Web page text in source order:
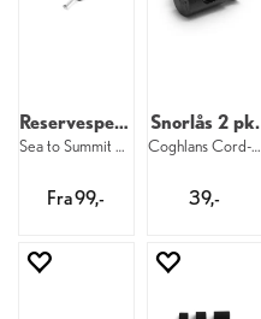
Reservespenne
Sea to Summit Buckle 2 pin
Fra 99,-
Snorlås 2 pk.
Coghlans Cord-Lock 2 pk
39,-